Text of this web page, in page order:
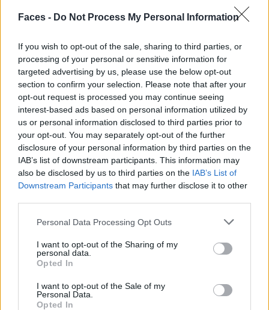
Faces - Do Not Process My Personal Information
If you wish to opt-out of the sale, sharing to third parties, or
processing of your personal or sensitive information for
targeted advertising by us, please use the below opt-out
section to confirm your selection. Please note that after your
opt-out request is processed you may continue seeing
interest-based ads based on personal information utilized by
us or personal information disclosed to third parties prior to
your opt-out. You may separately opt-out of the further
disclosure of your personal information by third parties on the
IAB’s list of downstream participants. This information may
also be disclosed by us to third parties on the IAB’s List of
Downstream Participants that may further disclose it to other
Personal Data Processing Opt Outs
I want to opt-out of the Sharing of my
personal data.
Opted In
I want to opt-out of the Sale of my
Personal Data.
Opted In
VERWANDTE ARTIKEL
PEOPLE
FASHION